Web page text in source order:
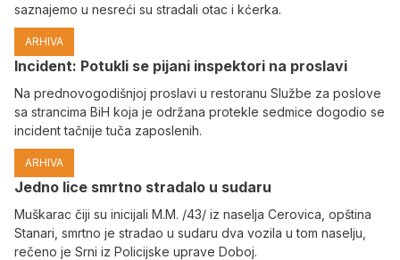
saznajemo u nesreći su stradali otac i kćerka.
ARHIVA
Incident: Potukli se pijani inspektori na proslavi
Na prednovogodišnjoj proslavi u restoranu Službe za poslove
sa strancima BiH koja je održana protekle sedmice dogodio se
incident tačnije tuča zaposlenih.
ARHIVA
Јedno lice smrtno stradalo u sudaru
Muškarac čiji su inicijali M.M. /43/ iz naselja Cerovica, opština
Stanari, smrtno je stradao u sudaru dva vozila u tom naselju,
rečeno je Srni iz Policijske uprave Doboj.